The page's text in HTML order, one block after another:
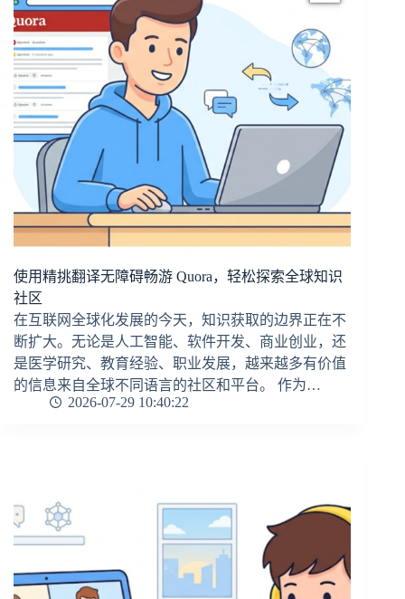
使用精挑翻译无障碍畅游 Quora，轻松探索全球知识
社区
在互联网全球化发展的今天，知识获取的边界正在不
断扩大。无论是人工智能、软件开发、商业创业，还
是医学研究、教育经验、职业发展，越来越多有价值
的信息来自全球不同语言的社区和平台。 作为…
2026-07-29 10:40:22